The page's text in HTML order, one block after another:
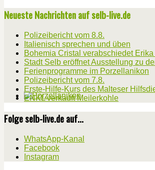
Neueste Nachrichten auf selb-live.de
Polizeibericht vom 8.8.
Italienisch sprechen und üben
Bohemia Cristal verabschiedet
Stadt Selb eröffnet Ausstellung zu
Ferienprogramme im Porzellanikon
Polizeibericht vom 7.8.
Erste-Hilfe-Kurs des Malteser
ENKL verkauft Meilerkohle
Folge selb-live.de auf...
WhatsApp-Kanal
Facebook
Instagram